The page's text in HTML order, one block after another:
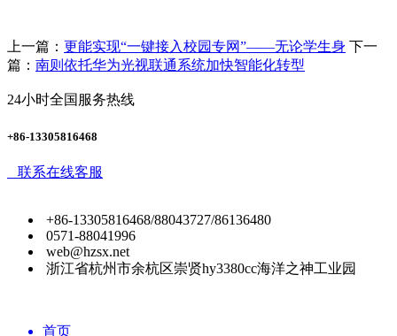
上一篇： 更能实现“一键接入校园专网”——无论学生身 下一
篇： 南则依托华为光视联通系统加快智能化转型
24小时全国服务热线
+86-13305816468
联系在线客服
+86-13305816468/88043727/86136480
0571-88041996
web@hzsx.net
浙江省杭州市余杭区崇贤hy3380cc海洋之神工业园
首页